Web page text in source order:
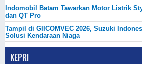
Indomobil Batam Tawarkan Motor Listrik
dan QT Pro
Tampil di GIICOMVEC 2026, Suzuki
Solusi Kendaraan Niaga
KEPRI